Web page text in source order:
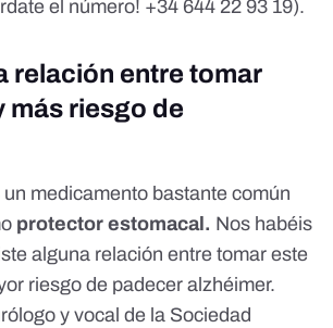
el número! +34 644 22 93 19).
relación entre tomar
más riesgo de
un medicamento bastante común
protector estomacal. Nos habéis
alguna relación entre tomar este
riesgo de padecer alzhéimer.
y vocal de la Sociedad